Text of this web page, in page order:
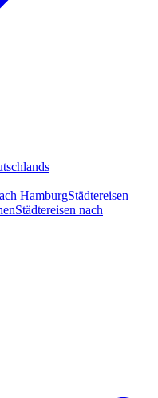
HamburgStädtereisen
Städtereisen nach